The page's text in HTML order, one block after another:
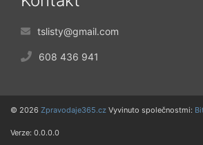
tslisty@gmail.com
608 436 941
© 2026 Zpravodaje365.cz Vyvinuto společnostmi:
Verze: 0.0.0.0